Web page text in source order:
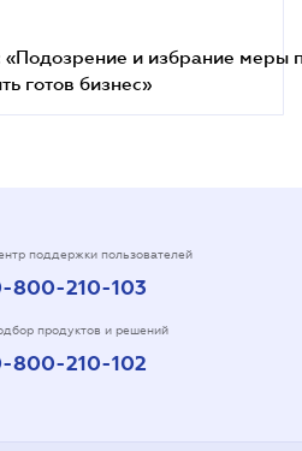
«Подозрение и избрание меры
готов бизнес»
поддержки пользователей
800-210-103
продуктов и решений
800-210-102